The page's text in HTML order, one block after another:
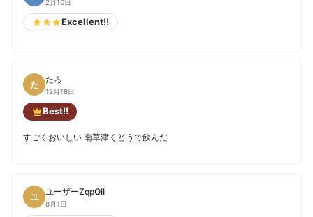
2月10日
Excellent!!
た たろ
12月18日
Best!!
すごくおいしい 南草津くどうで飲んだ
ユ ユーザーZqpQII
8月1日